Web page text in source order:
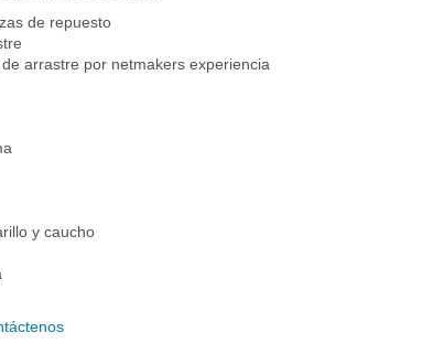
de repuesto
arrastre por netmakers experiencia
y caucho